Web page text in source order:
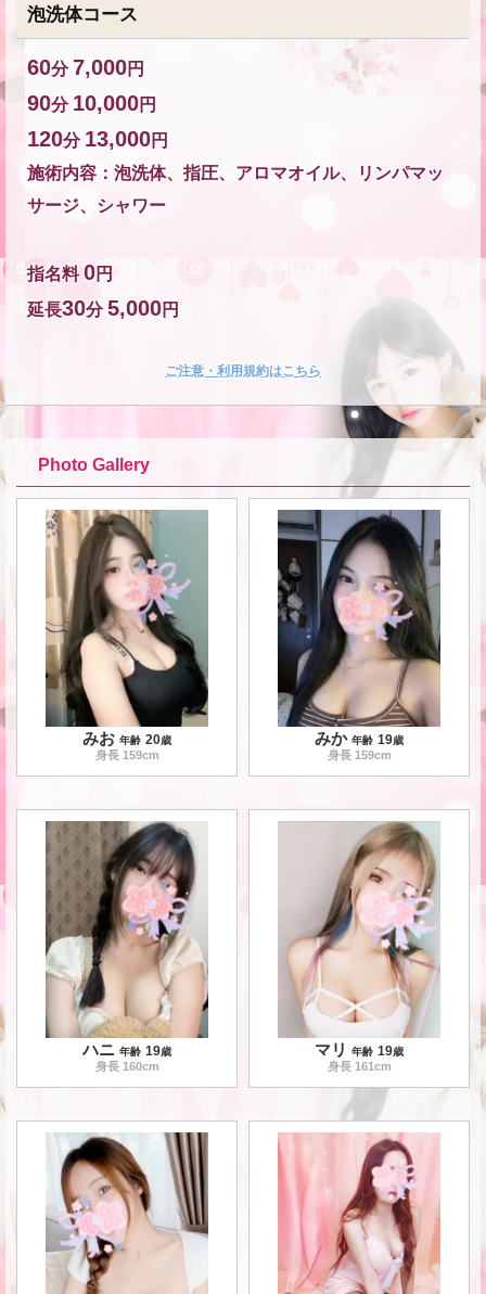
泡洗体コース
60分7,000円
90分 10,000円
120分 13,000円
施術内容：泡洗体、指圧、アロマオイル、リンパマッ
サージ、シャワー
指名料0円
延長30分5,000円
ご注意・利用規約はこちら
Photo Gallery
みお 年齢 20歳
身長 159cm
みか 年齢 19歳
身長 159cm
ハニ 年齢 19歳
身長 160cm
マリ 年齢 19歳
身長 161cm